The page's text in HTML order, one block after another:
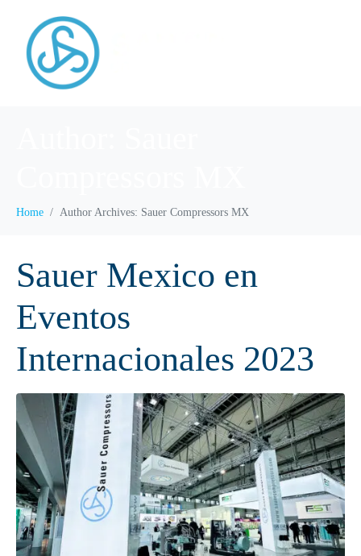
Home Author Archives: Sauer Compressors MX
Sauer Mexico en
Eventos
Internacionales 2023